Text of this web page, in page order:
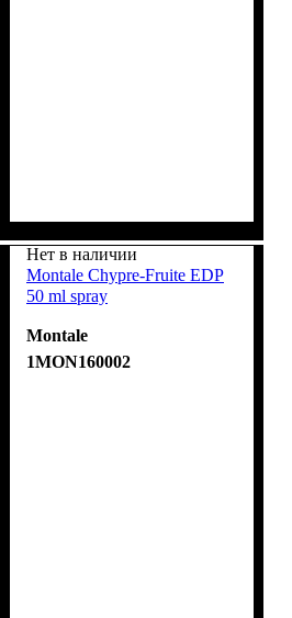
Нет в наличии
Montale Chypre-Fruite EDP
50 ml spray
Montale
1MON160002